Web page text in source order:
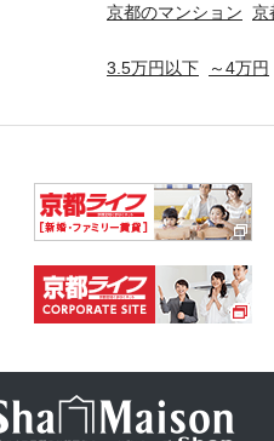
京都のマンション 京
3.5万円以下 ～4万円